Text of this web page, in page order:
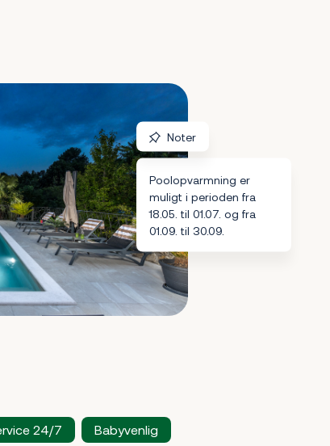
Noter
Poolopvarmning er
muligt i perioden fra
18.05. til 01.07. og fra
01.09. til 30.09.
24/7 Babyvenlig